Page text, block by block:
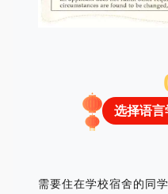
选择语言
需要住在学校宿舍的同学